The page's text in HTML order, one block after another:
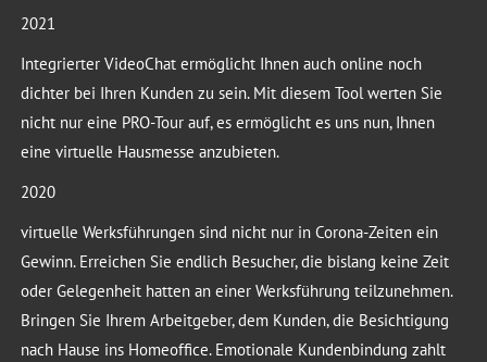
2021
Integrierter VideoChat ermöglicht Ihnen auch online noch
dichter bei Ihren Kunden zu sein. Mit diesem Tool werten Sie
nicht nur eine PRO-Tour auf, es ermöglicht es uns nun, Ihnen
eine virtuelle Hausmesse anzubieten.
2020
virtuelle Werksführungen sind nicht nur in Corona-Zeiten ein
Gewinn. Erreichen Sie endlich Besucher, die bislang keine Zeit
oder Gelegenheit hatten an einer Werksführung teilzunehmen.
Bringen Sie Ihrem Arbeitgeber, dem Kunden, die Besichtigung
nach Hause ins Homeoffice. Emotionale Kundenbindung zahlt